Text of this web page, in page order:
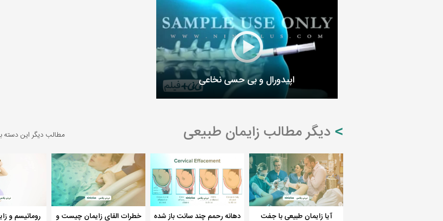
اپیدورال و بی حسی نخاعی
دیگر مطالب زایمان طبیعی مطالب دیگر این دسته
آیا زایمان طبیعی با جفت دهانه رحمم چند سانت باز شده خطرات القای زایمان چیست و روماتیسم و